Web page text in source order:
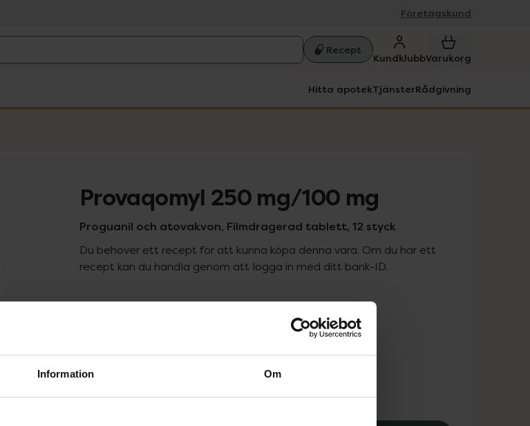
Information Om
Företagskund
Recept
KundklubbVarukorg
Hitta apotekTjänsterRådgivning
Provaqomyl 250 mg/100 mg
Proguanil och atovakvon, Filmdragerad tablett, 12 styck
Du behöver ett recept för att kunna köpa denna vara. Om du har ett
recept kan du handla genom att logga in med ditt bank-ID.
Pris med recept
Högkostnadsskyddet gäller
96,05 kr
I apotek:96,05 kr